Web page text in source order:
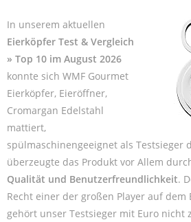
In unserem aktuellen
Eierköpfer Test & Vergleich
» Top 10 im August 2026
konnte sich WMF Gourmet
Eierköpfer, Eieröffner,
Cromargan Edelstahl
mattiert,
spülmaschinengeeignet als Testsieger
überzeugte das Produkt vor Allem
Qualität und Benutzerfreundlichkeit.
Recht einer der großen Player auf dem
gehört unser Testsieger mit Euro nicht